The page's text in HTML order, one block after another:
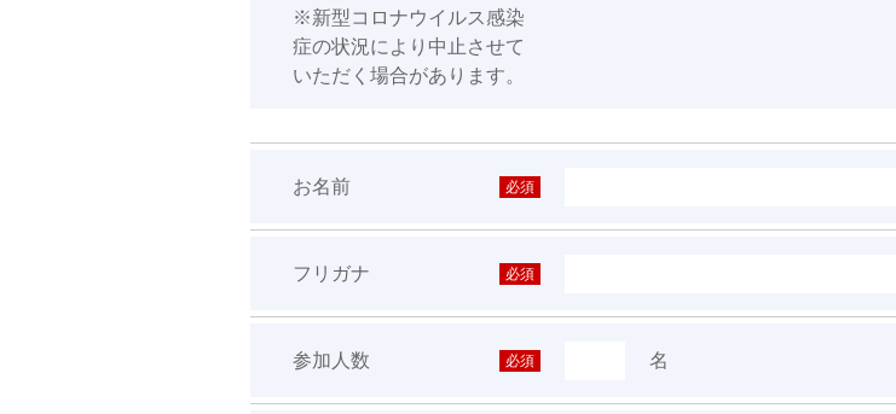
※新型コロナウイルス感染
症の状況により中止させて
いただく場合があります。
お名前 必須
フリガナ 必須
参加人数 必須 名